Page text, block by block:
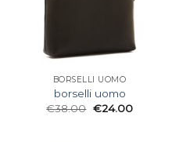
BORSELLI UOMO
borselli uomo
€38.00 €24.00